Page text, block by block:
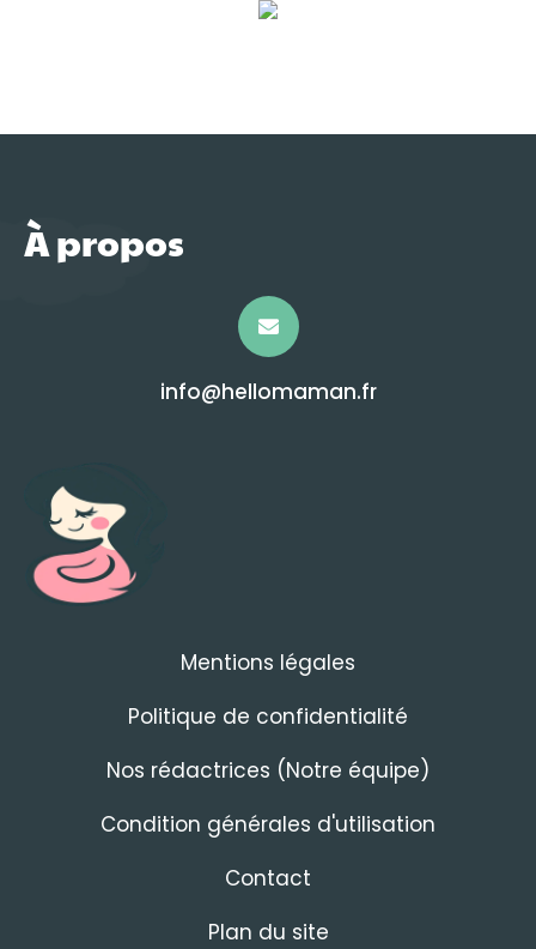
À propos
info@hellomaman.fr
Mentions légales
Politique de confidentialité
Nos rédactrices (Notre équipe)
Condition générales d'utilisation
Contact
Plan du site